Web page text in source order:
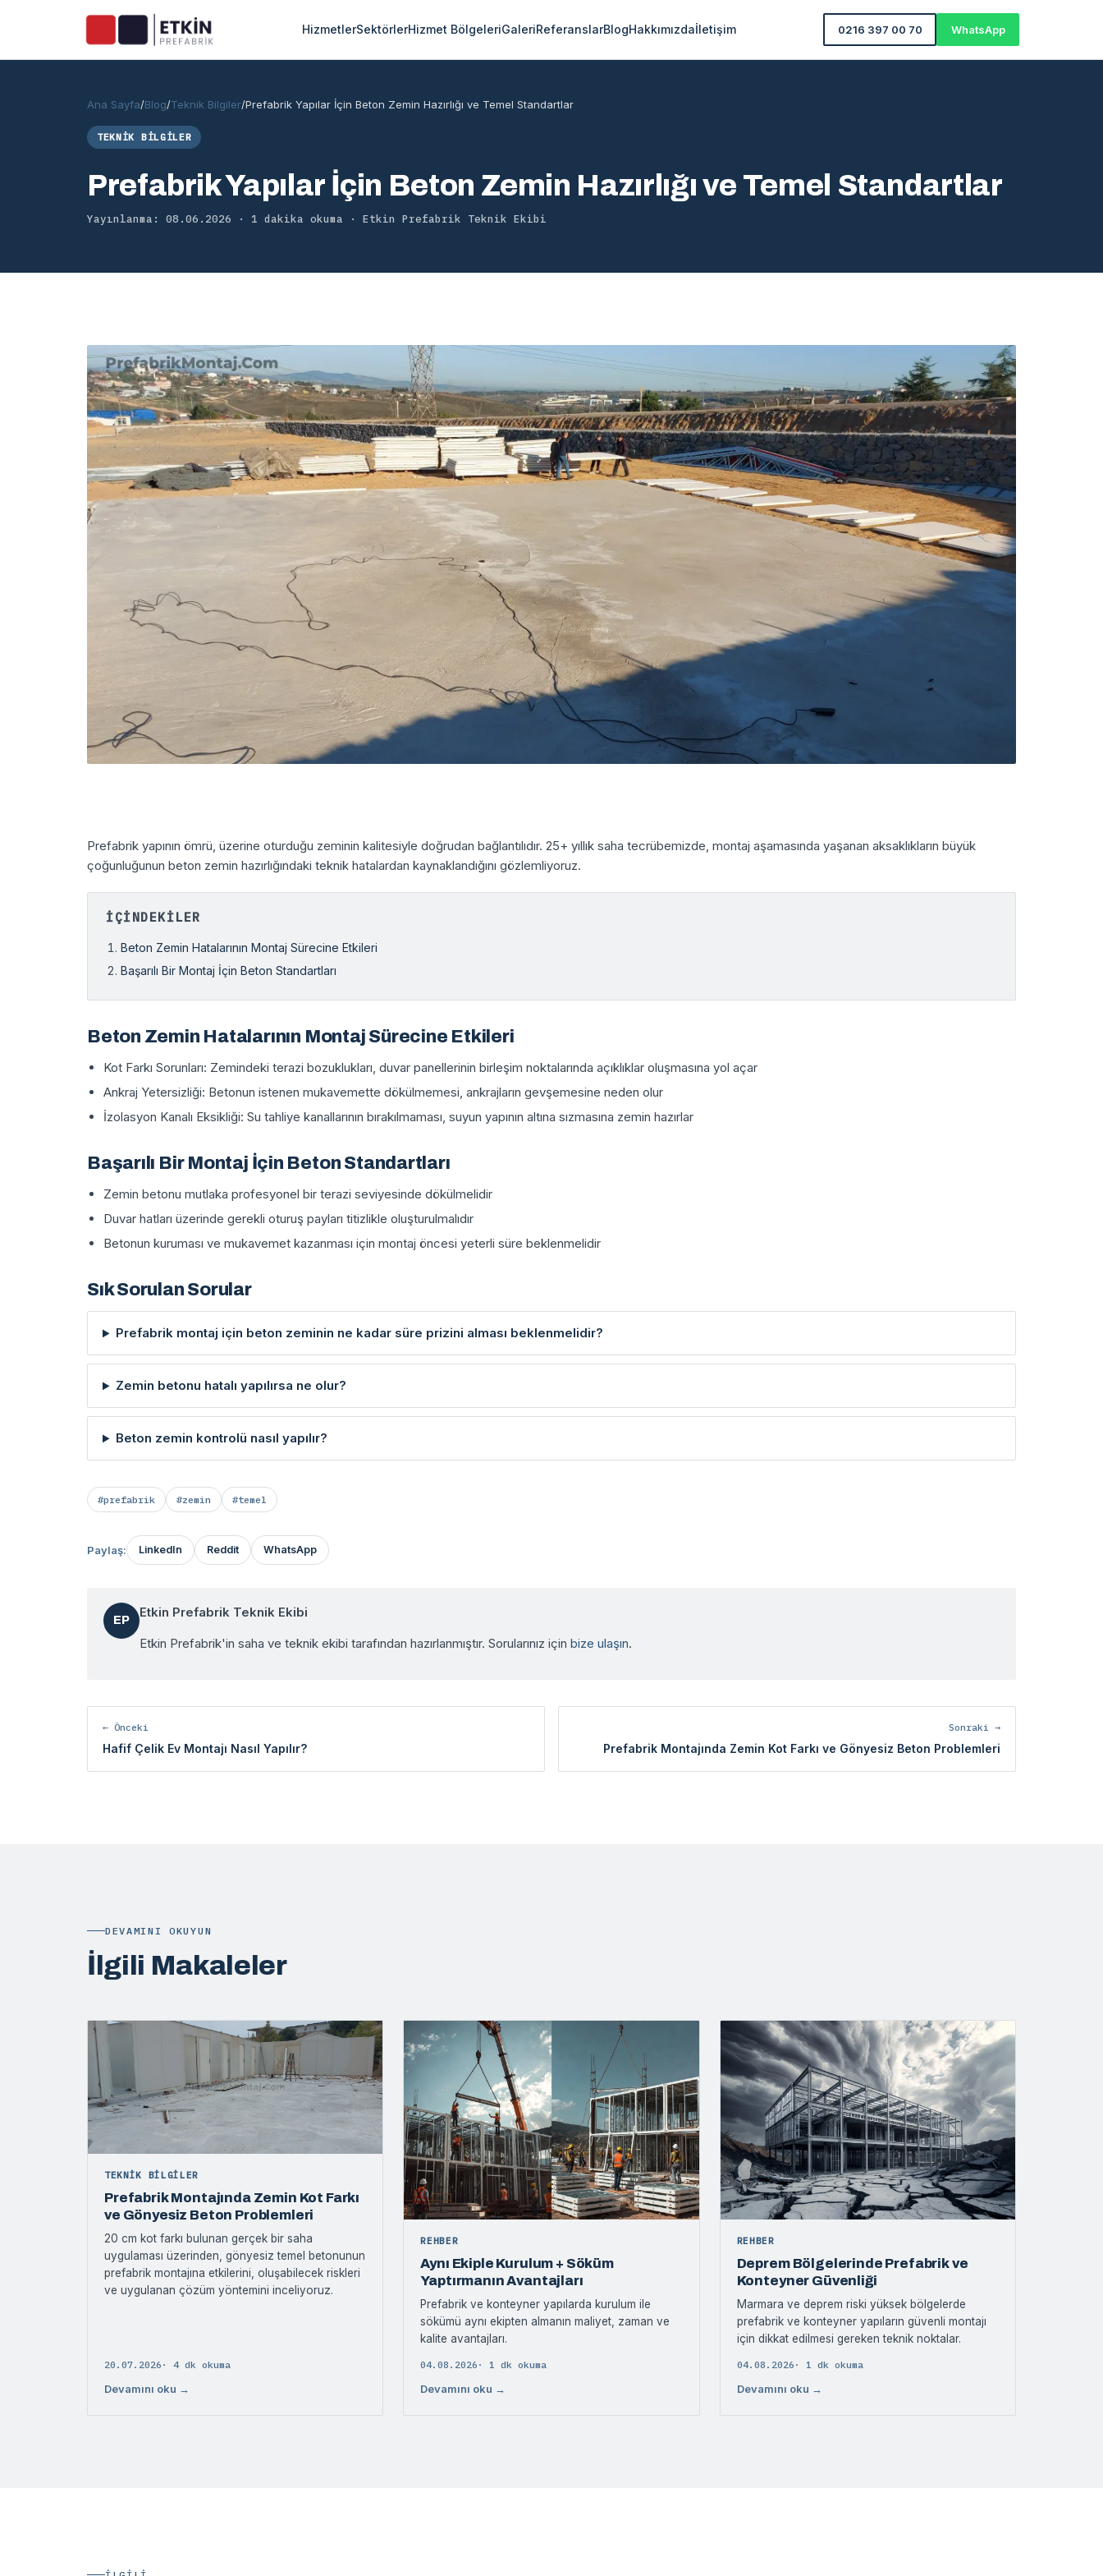
HizmetlerSektörlerHizmet BölgeleriGaleriReferanslarBlogHakkımızdaİletişim 0216 397 00 70 WhatsApp
Ana Sayfa/Blog/Teknik Bilgiler/Prefabrik Yapılar İçin Beton Zemin Hazırlığı ve Temel Standartlar
TEKNIK BILGILER
Prefabrik Yapılar İçin Beton Zemin Hazırlığı ve Temel Standartlar
Yayınlanma: 08.06.2026 · 1 dakika okuma · Etkin Prefabrik Teknik Ekibi
Prefabrik yapının ömrü, üzerine oturduğu zeminin kalitesiyle doğrudan bağlantılıdır. 25+ yıllık saha tecrübemizde, montaj aşamasında yaşanan aksaklıkların büyük
çoğunluğunun beton zemin hazırlığındaki teknik hatalardan kaynaklandığını gözlemliyoruz.
İÇINDEKILER
Beton Zemin Hatalarının Montaj Sürecine Etkileri
Başarılı Bir Montaj İçin Beton Standartları
Beton Zemin Hatalarının Montaj Sürecine Etkileri
Kot Farkı Sorunları: Zemindeki terazi bozuklukları, duvar panellerinin birleşim noktalarında açıklıklar oluşmasına yol açar
Ankraj Yetersizliği: Betonun istenen mukavemette dökülmemesi, ankrajların gevşemesine neden olur
İzolasyon Kanalı Eksikliği: Su tahliye kanallarının bırakılmaması, suyun yapının altına sızmasına zemin hazırlar
Başarılı Bir Montaj İçin Beton Standartları
Zemin betonu mutlaka profesyonel bir terazi seviyesinde dökülmelidir
Duvar hatları üzerinde gerekli oturuş payları titizlikle oluşturulmalıdır
Betonun kuruması ve mukavemet kazanması için montaj öncesi yeterli süre beklenmelidir
Sık Sorulan Sorular
Prefabrik montaj için beton zeminin ne kadar süre prizini alması beklenmelidir?
Zemin betonu hatalı yapılırsa ne olur?
Beton zemin kontrolü nasıl yapılır?
#prefabrik #zemin #temel
Paylaş: LinkedIn Reddit WhatsApp
EP
Etkin Prefabrik Teknik Ekibi
Etkin Prefabrik'in saha ve teknik ekibi tarafından hazırlanmıştır. Sorularınız için bize ulaşın.
← Önceki
Hafif Çelik Ev Montajı Nasıl Yapılır?
Sonraki →
Prefabrik Montajında Zemin Kot Farkı ve Gönyesiz Beton Problemleri
DEVAMINI OKUYUN
İlgili Makaleler
TEKNIK BILGILER
Prefabrik Montajında Zemin Kot Farkı
ve Gönyesiz Beton Problemleri
20 cm kot farkı bulunan gerçek bir saha
uygulaması üzerinden, gönyesiz temel betonunun
prefabrik montajına etkilerini, oluşabilecek riskleri
ve uygulanan çözüm yöntemini inceliyoruz.
20.07.2026 · 4 dk okuma
Devamını oku →
REHBER
Aynı Ekiple Kurulum + Söküm
Yaptırmanın Avantajları
Prefabrik ve konteyner yapılarda kurulum ile
sökümü aynı ekipten almanın maliyet, zaman ve
kalite avantajları.
04.08.2026 · 1 dk okuma
Devamını oku →
REHBER
Deprem Bölgelerinde Prefabrik ve
Konteyner Güvenliği
Marmara ve deprem riski yüksek bölgelerde
prefabrik ve konteyner yapıların güvenli montajı
için dikkat edilmesi gereken teknik noktalar.
04.08.2026 · 1 dk okuma
Devamını oku →